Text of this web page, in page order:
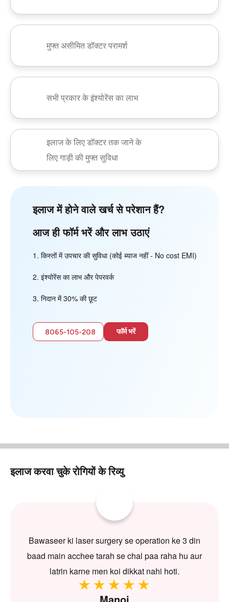
मुफ्त असीमित डॉक्टर परामर्श
सभी प्रकार के इंश्योरेंस का लाभ
इलाज के लिए डॉक्टर तक जाने के
लिए गाड़ी की मुफ्त सुविधा
इलाज में होने वाले खर्च से परेशान हैं?
आज ही फॉर्म भरें और लाभ उठाएं
किस्तों में उपचार की सुविधा (कोई ब्याज नहीं - No cost EMI)
इंश्योरेंस का लाभ और पेपरवर्क
निदान में 30% की छूट
8065-105-208 फॉर्म भरें
इलाज करवा चुके रोगियों के रिव्यु
Bawaseer ki laser surgery se operation ke 3 din
baad main acchee tarah se chal paa raha hu aur
latrin karne men koi dikkat nahi hoti.
Manoj